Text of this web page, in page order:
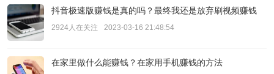
抖音极速版赚钱是真的吗？最终我还是放弃刷视频赚钱
2924人在关注 2023-03-16 21:48:54
在家里做什么能赚钱？在家用手机赚钱的方法